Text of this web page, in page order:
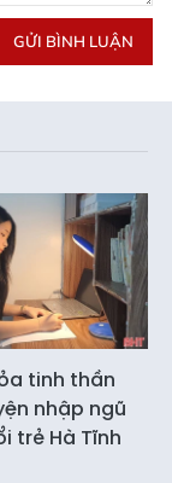
GỬI BÌNH LUẬN
tinh thần
nhập ngũ
trẻ Hà Tĩnh